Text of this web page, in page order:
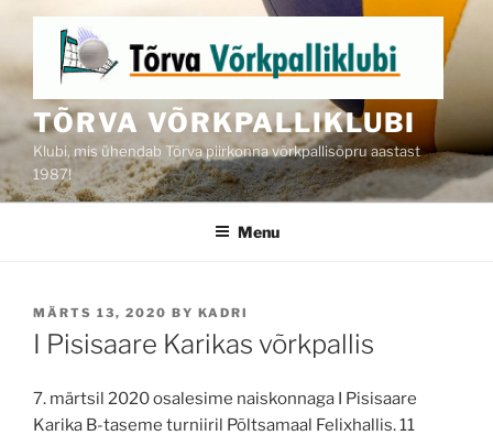
content
TÕRVA VÕRKPALLIKLUBI
Klubi, mis ühendab Tõrva piirkonna võrkpallisõpru aastast
1987!
Menu
POSTED
ON
MÄRTS 13, 2020 BY KADRI
I Pisisaare Karikas võrkpallis
7. märtsil 2020 osalesime naiskonnaga I Pisisaare
Karika B-taseme turniiril Põltsamaal Felixhallis. 11